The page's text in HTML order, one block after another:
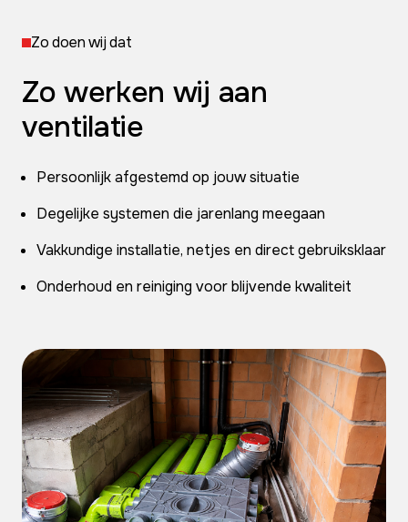
Zo doen wij dat
Zo werken wij aan
ventilatie
Persoonlijk afgestemd op jouw situatie
Degelijke systemen die jarenlang meegaan
Vakkundige installatie, netjes en direct gebruiksklaar
Onderhoud en reiniging voor blijvende kwaliteit